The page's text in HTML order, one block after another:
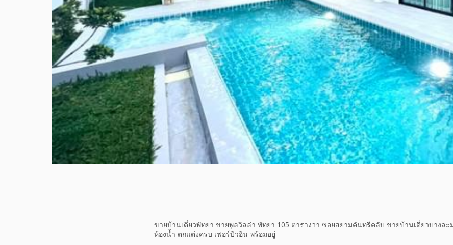
ขายบ้านเดี่ยวพัทยา ขายพูลวิลล่า พัทยา 105 ตารางวา ซอยสยามคันทรีคลับ ขายบ้านเดี่ยวบางล
ห้องน้ำ ตกแต่งครบ เฟอร์บิวอิน พร้อมอยู่